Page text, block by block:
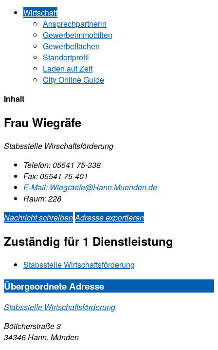
Wirtschaft
Ansprechpartnerin
Gewerbeimmobilien
Gewerbeflächen
Standortprofil
Laden auf Zeit
City Online Guide
Inhalt
Frau Wiegräfe
Stabsstelle Wirschaftsförderung
Telefon:05541 75-338
Fax:05541 75-401
E-Mail: Wiegraefe@Hann.Muenden.de
Raum: 228
Nachricht schreibenAdresse exportieren
Zuständig für 1 Dienstleistung
Stabsstelle Wirtschaftsförderung
Übergeordnete Adresse
Stabsstelle Wirtschaftsförderung
Böttcherstraße 3
34346 Hann. Münden